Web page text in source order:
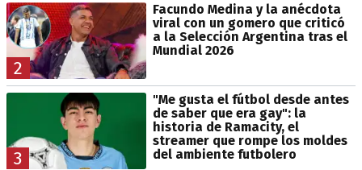
2
Facundo Medina y la anécdota
viral con un gomero que criticó
a la Selección Argentina tras el
Mundial 2026
3
"Me gusta el fútbol desde antes
de saber que era gay": la
historia de Ramacity, el
streamer que rompe los moldes
del ambiente futbolero